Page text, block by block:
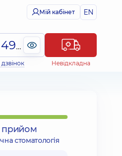
Мій кабінет EN
(044) 495-2-888
Невідкладна
прийом
стоматологія